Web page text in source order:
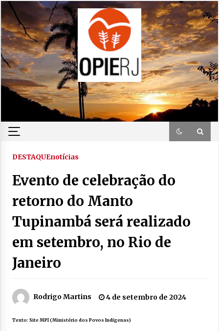
Skip
to
content
DESTAQUEnotícias
Evento de celebração do
retorno do Manto
Tupinambá será realizado
em setembro, no Rio de
Janeiro
Rodrigo Martins 4 de setembro de 2024
Texto: Site MPI (Ministério dos Povos Indígenas)